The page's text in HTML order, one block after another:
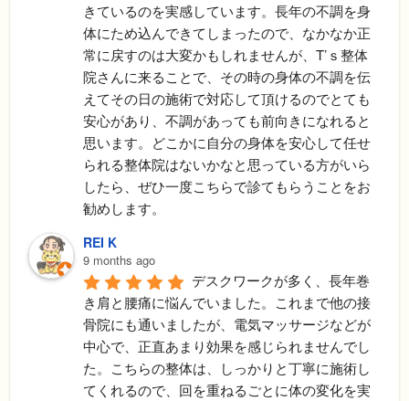
きているのを実感しています。長年の不調を身
体にため込んできてしまったので、なかなか正
常に戻すのは大変かもしれませんが、T’ｓ整体
院さんに来ることで、その時の身体の不調を伝
えてその日の施術で対応して頂けるのでとても
安心があり、不調があっても前向きになれると
思います。どこかに自分の身体を安心して任せ
られる整体院はないかなと思っている方がいら
したら、ぜひ一度こちらで診てもらうことをお
勧めします。
REI K
9 months ago
デスクワークが多く、長年巻
き肩と腰痛に悩んでいました。これまで他の接
骨院にも通いましたが、電気マッサージなどが
中心で、正直あまり効果を感じられませんでし
た。こちらの整体は、しっかりと丁寧に施術し
てくれるので、回を重ねるごとに体の変化を実